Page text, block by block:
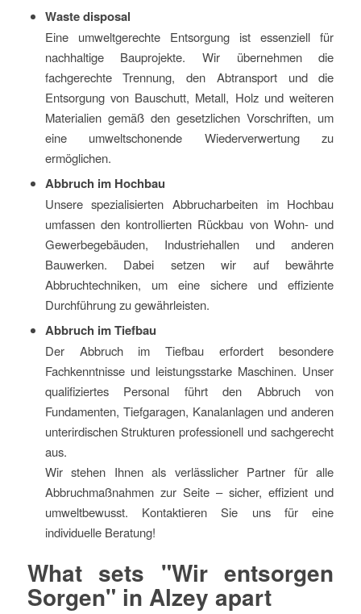
Waste disposal
Eine umweltgerechte Entsorgung ist essenziell für
nachhaltige Bauprojekte. Wir übernehmen die
fachgerechte Trennung, den Abtransport und die
Entsorgung von Bauschutt, Metall, Holz und weiteren
Materialien gemäß den gesetzlichen Vorschriften, um
eine umweltschonende Wiederverwertung zu
ermöglichen.
Abbruch im Hochbau
Unsere spezialisierten Abbrucharbeiten im Hochbau
umfassen den kontrollierten Rückbau von Wohn- und
Gewerbegebäuden, Industriehallen und anderen
Bauwerken. Dabei setzen wir auf bewährte
Abbruchtechniken, um eine sichere und effiziente
Durchführung zu gewährleisten.
Abbruch im Tiefbau
Der Abbruch im Tiefbau erfordert besondere
Fachkenntnisse und leistungsstarke Maschinen. Unser
qualifiziertes Personal führt den Abbruch von
Fundamenten, Tiefgaragen, Kanalanlagen und anderen
unterirdischen Strukturen professionell und sachgerecht
aus.
Wir stehen Ihnen als verlässlicher Partner für alle
Abbruchmaßnahmen zur Seite – sicher, effizient und
umweltbewusst. Kontaktieren Sie uns für eine
individuelle Beratung!
What sets "Wir entsorgen
Sorgen" in Alzey apart